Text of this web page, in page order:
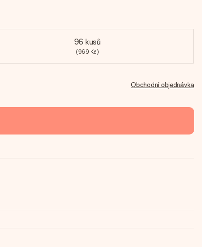
96 kusů
(969 Kč)
Obchodní objednávka